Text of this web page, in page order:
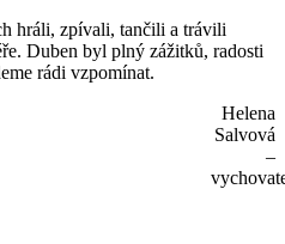
hráli, zpívali, tančili a trávili
Duben byl plný zážitků, radosti
rádi vzpomínat.
Helena
Salvová
–